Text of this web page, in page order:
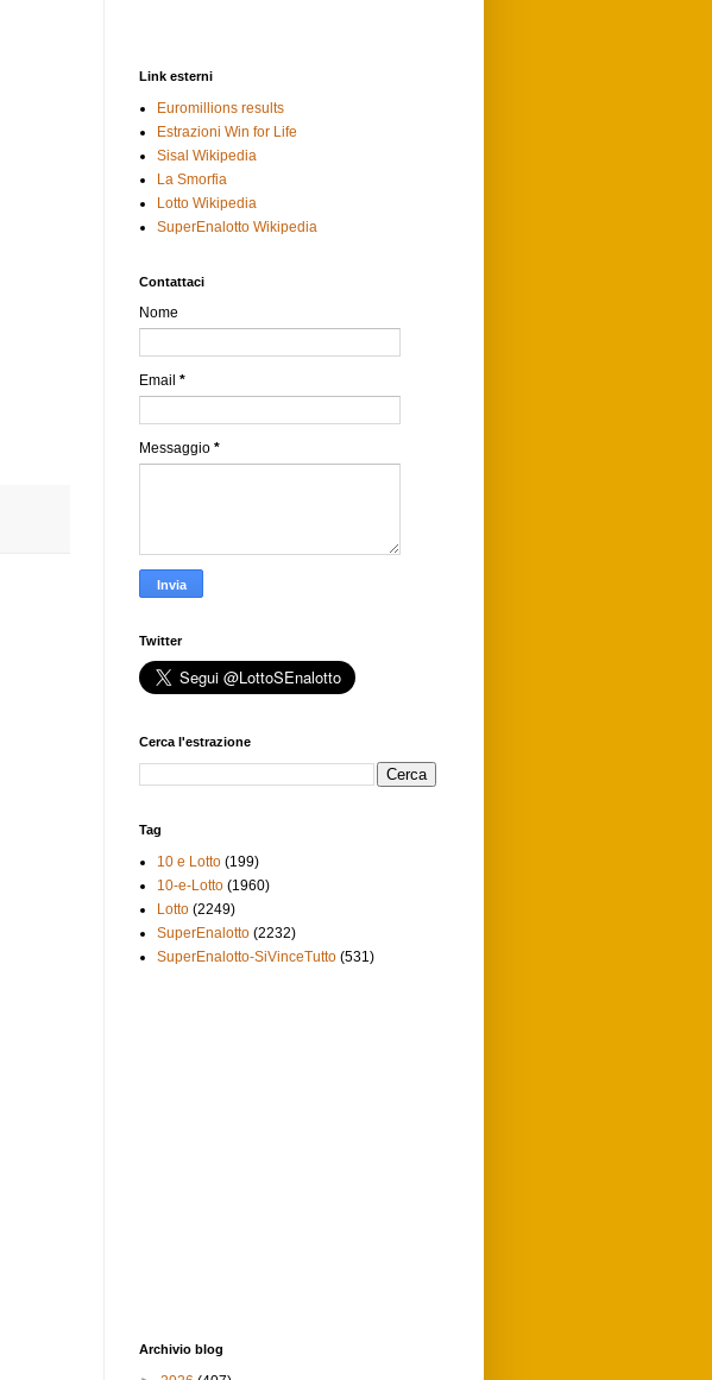
Link esterni
Euromillions results
Estrazioni Win for Life
Sisal Wikipedia
La Smorfia
Lotto Wikipedia
SuperEnalotto Wikipedia
Contattaci
Nome
Email *
Messaggio *
Twitter
Cerca l'estrazione
Tag
10 e Lotto (199)
10-e-Lotto (1960)
Lotto (2249)
SuperEnalotto (2232)
SuperEnalotto-SiVinceTutto (531)
Archivio blog